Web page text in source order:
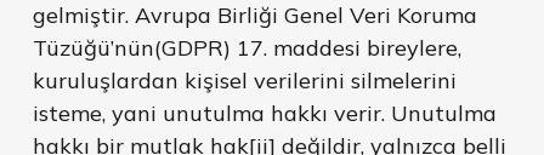
gelmiştir. Avrupa Birliği Genel Veri Koruma
Tüzüğü’nün(GDPR) 17. maddesi bireylere,
kuruluşlardan kişisel verilerini silmelerini
isteme, yani unutulma hakkı verir. Unutulma
hakkı bir mutlak hak[ii] değildir, yalnızca belli